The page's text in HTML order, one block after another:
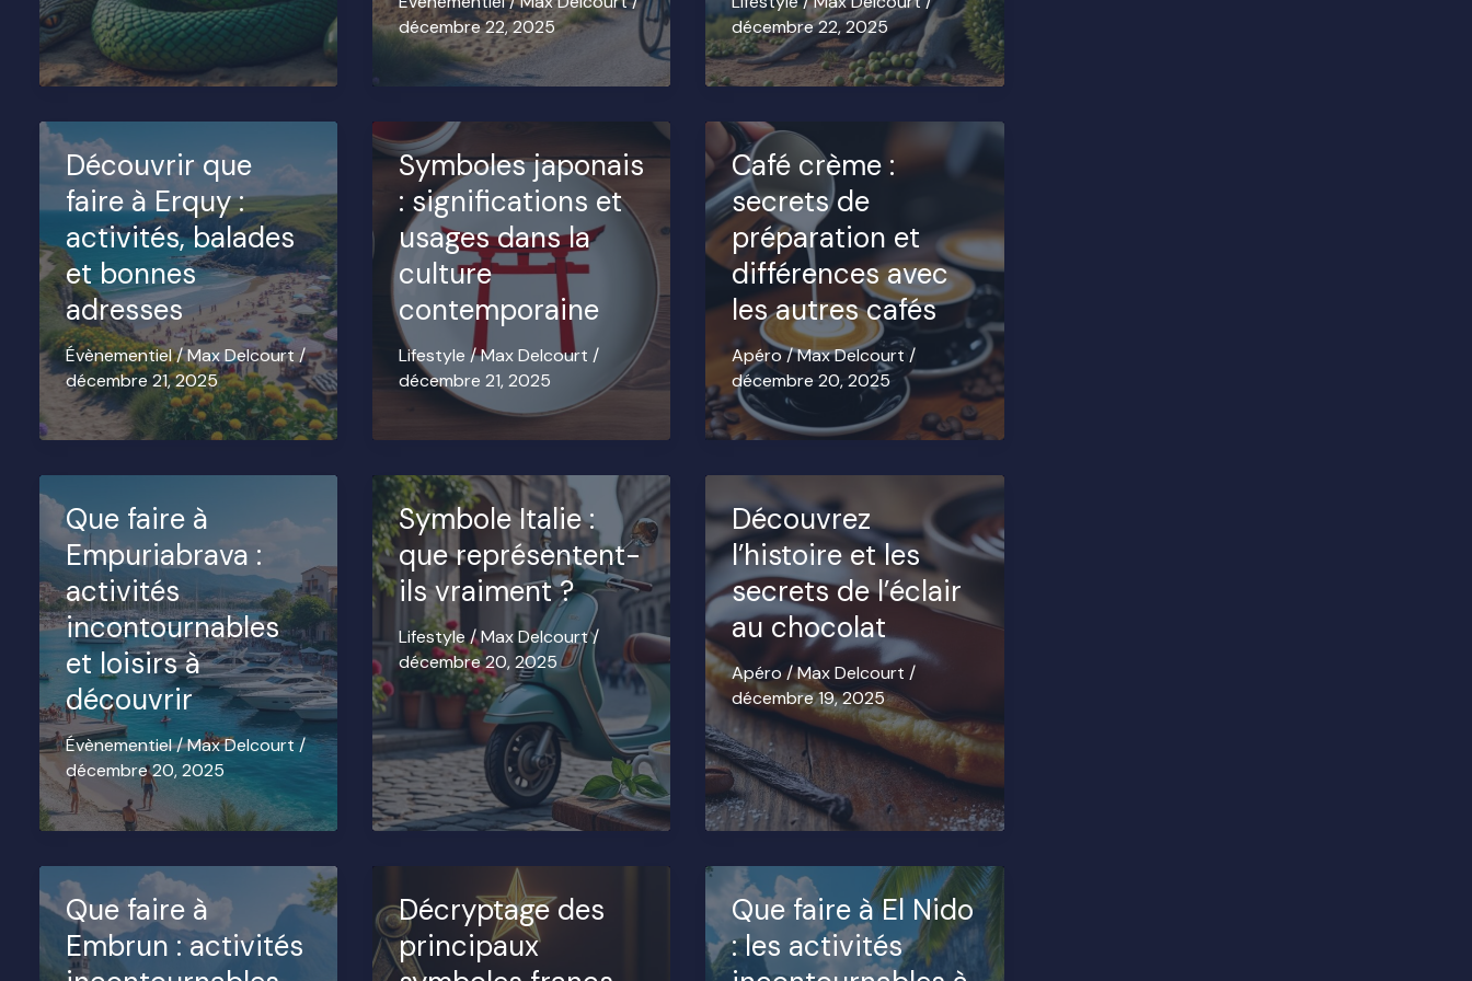
décembre 22, 2025
décembre 22, 2025
Découvrir que
faire à Erquy :
activités, balades
et bonnes
adresses
Évènementiel/Max Delcourt /
décembre 21, 2025
Symboles japonais
: significations et
usages dans la
culture
contemporaine
Lifestyle /Max Delcourt/
décembre 21, 2025
Café crème :
secrets de
préparation et
différences avec
les autres cafés
Apéro/Max Delcourt/
décembre 20, 2025
Que faire à
Empuriabrava :
activités
incontournables
et loisirs à
découvrir
Évènementiel/Max Delcourt/
décembre 20, 2025
Symbole Italie :
que représentent-
ils vraiment ?
Lifestyle/Max Delcourt/
décembre 20, 2025
Découvrez
l’histoire et les
secrets de l’éclair
au chocolat
Apéro/Max Delcourt/
décembre 19, 2025
Que faire à
Embrun : activités
Décryptage des
principaux
Que faire à El Nido
: les activités